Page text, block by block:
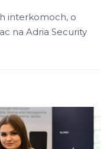
interkomoch, o
na Adria Security